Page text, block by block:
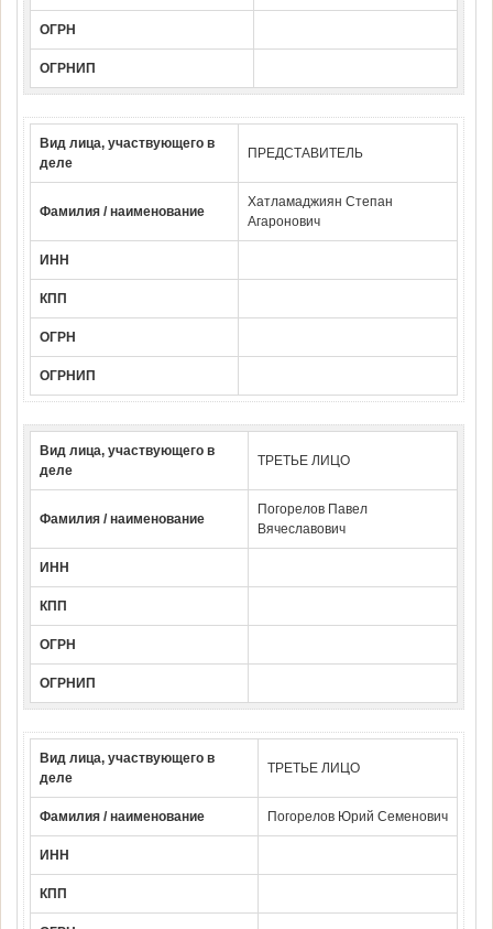
ОГРН
ОГРНИП
Вид лица, участвующего в
деле
ПРЕДСТАВИТЕЛЬ
Фамилия / наименование
Хатламаджиян Степан
Агаронович
ИНН
КПП
ОГРН
ОГРНИП
Вид лица, участвующего в
деле
ТРЕТЬЕ ЛИЦО
Фамилия / наименование
Погорелов Павел
Вячеславович
ИНН
КПП
ОГРН
ОГРНИП
Вид лица, участвующего в
деле
ТРЕТЬЕ ЛИЦО
Фамилия / наименование Погорелов Юрий Семенович
ИНН
КПП